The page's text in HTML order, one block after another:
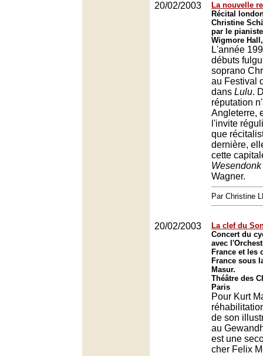
20/02/2003
La nouvelle
Récital
Christine
par le
Wigmore
L'année
débuts
soprano
au Festival
dans Lulu.
réputation
Angleterre,
l'invite
que
dernière,
cette
Wagner.
Par Christine
20/02/2003
La clef du
Concert du
avec
France et les
France sous
Masur.
Théâtre des
Paris
Pour Kurt
de son
au
est une
cher Felix